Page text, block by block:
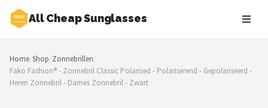
All Cheap Sunglasses
Zoeken
NAVIGATIE
Shop
Home/Shop/Zonnebrillen/
Fako Fashion® - Zonnebril Classic Polarised - Polariserend - Gepolariseerd -
Heren Zonnebril - Dames Zonnebril - Zwart